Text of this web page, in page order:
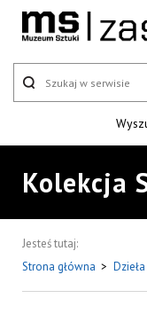
Kolekcja
Jesteś tutaj:
Strona główna > Dzieła